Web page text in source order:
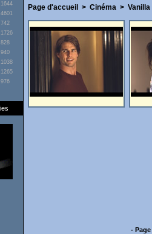
1644
4601
742
1726
828
940
1038
1265
976
Page d'accueil > Cinéma >
-